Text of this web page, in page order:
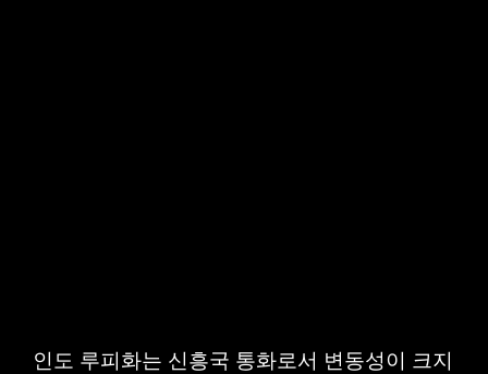
인도 루피화는 신흥국 통화로서 변동성이 크지